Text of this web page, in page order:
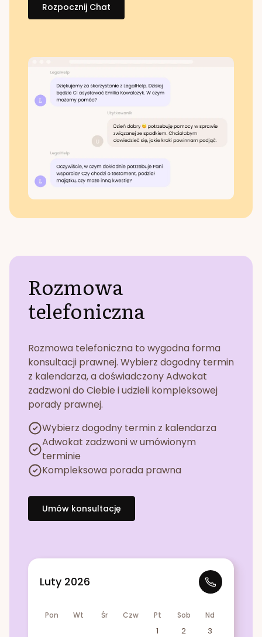
Rozpocznij Chat
Rozmowa
telefoniczna
Rozmowa telefoniczna to wygodna forma
konsultacji prawnej. Wybierz dogodny termin
z kalendarza, a doświadczony Adwokat
zadzwoni do Ciebie i udzieli kompleksowej
porady prawnej.
Wybierz dogodny termin z kalendarza
Adwokat zadzwoni w umówionym
terminie
Kompleksowa porada prawna
Umów konsultację
Luty 2026
Pon Wt Śr Czw Pt Sob Nd
1 2
3